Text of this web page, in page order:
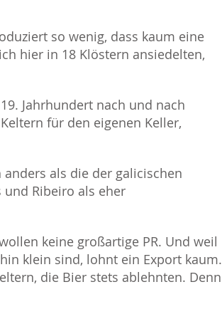
so wenig, dass kaum eine
hier in 18 Klöstern ansiedelten,
Jahrhundert nach und nach
für den eigenen Keller,
als die der galicischen
und Ribeiro als eher
keine großartige PR. Und weil
klein sind, lohnt ein Export kaum.
die Bier stets ablehnten. Denn